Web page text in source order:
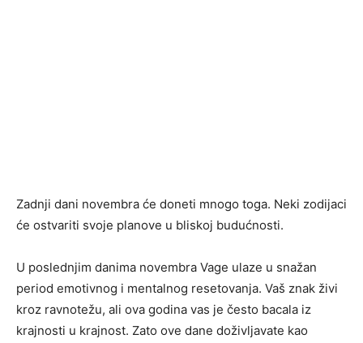
Zadnji dani novembra će doneti mnogo toga. Neki zodijaci
će ostvariti svoje planove u bliskoj budućnosti.
U poslednjim danima novembra Vage ulaze u snažan
period emotivnog i mentalnog resetovanja. Vaš znak živi
kroz ravnotežu, ali ova godina vas je često bacala iz
krajnosti u krajnost. Zato ove dane doživljavate kao